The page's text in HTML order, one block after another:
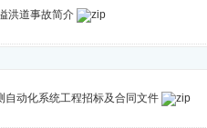
洪道事故简介
自动化系统工程招标及合同文件